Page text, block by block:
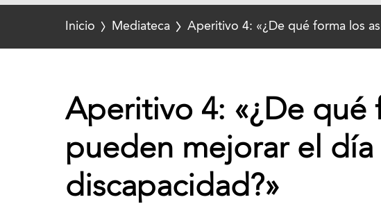
Inicio Mediateca Aperitivo 4: «¿De qué forma los
Aperitivo 4: «¿De qué
pueden mejorar el
discapacidad?»